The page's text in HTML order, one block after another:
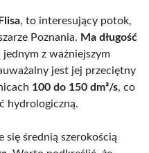
Flisa, to interesujący potok,
Poznania. Ma długość
jednym z ważniejszym
jest jej przeciętny
100 do 150 dm³/s, co
hydrologiczną.
się średnią szerokością